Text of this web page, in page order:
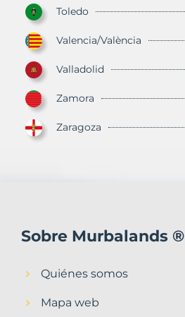
Toledo
Valencia/València
Valladolid
Zamora
Zaragoza
Sobre Murbalands ®
Quiénes somos
Mapa web